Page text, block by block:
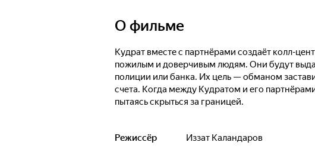
О фильме
Кудрат вместе с партнёрами создаёт колл-
пожилым и доверчивым людям. Они будут
полиции или банка. Их цель — обманом
счета. Когда между Кудратом и его
пытаясь скрыться за границей.
Режиссёр Иззат Каландаров